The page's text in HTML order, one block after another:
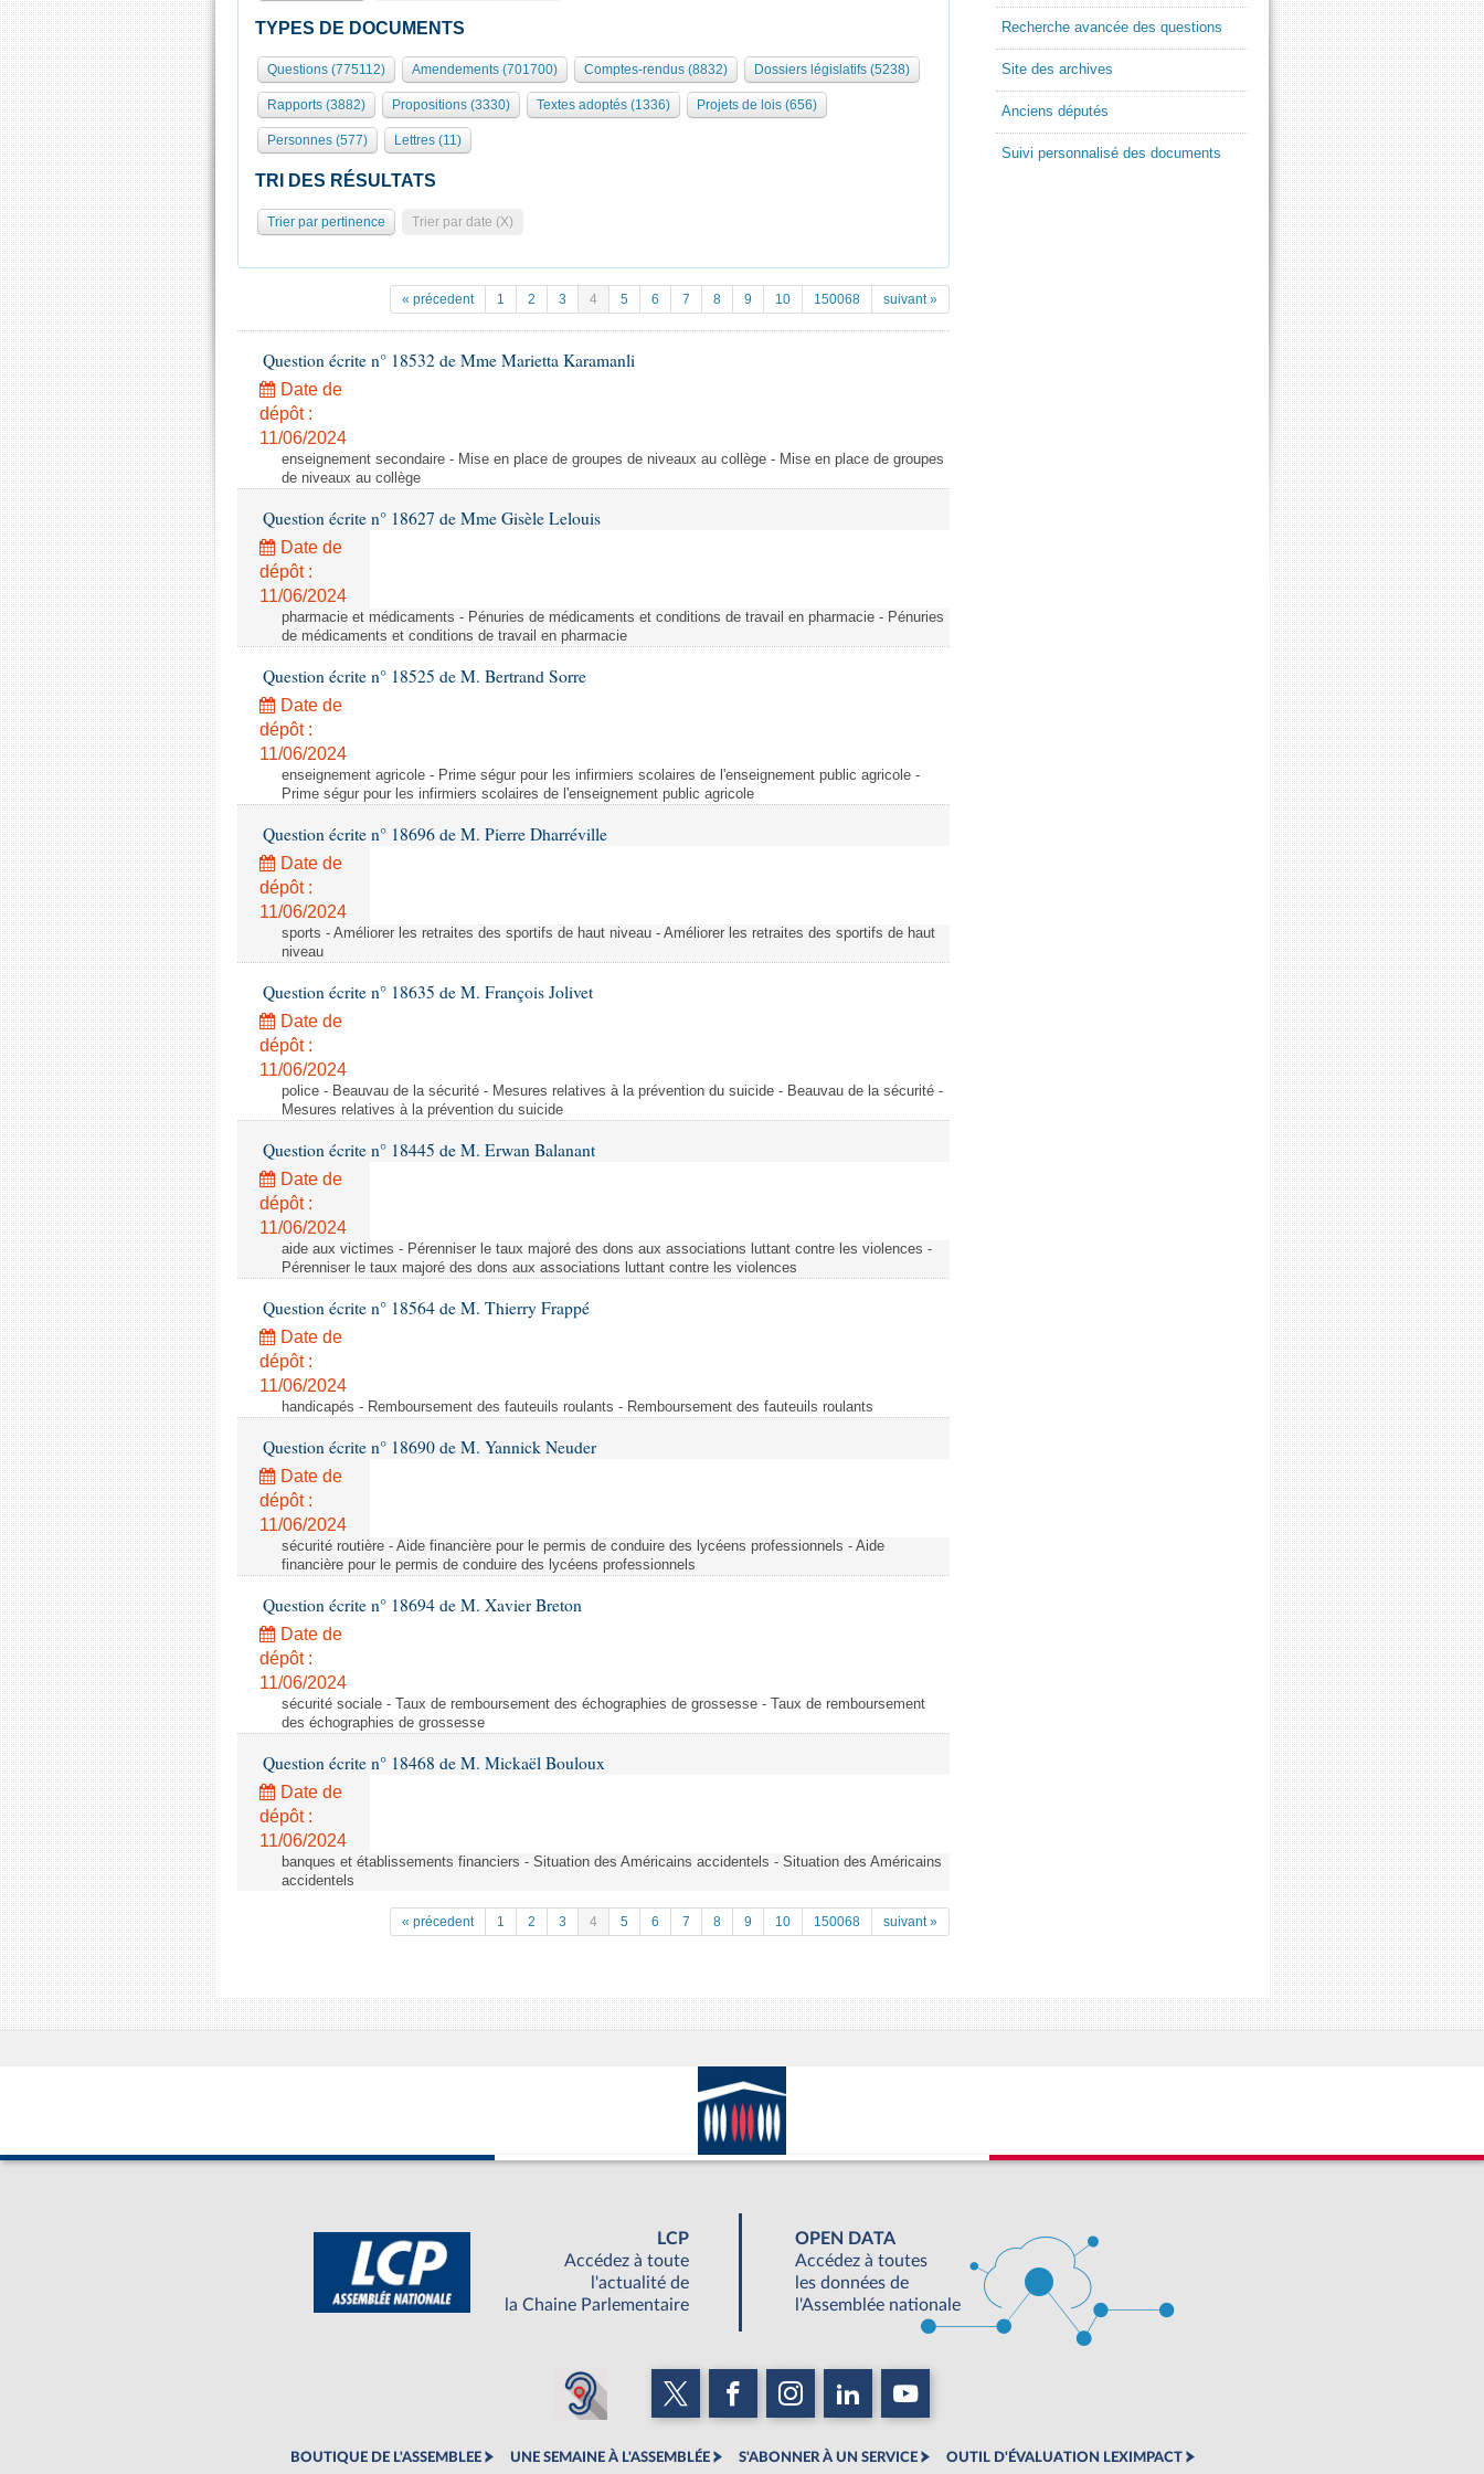
TYPES DE DOCUMENTS
Questions (775112) Amendements (701700) Comptes-rendus (8832) Dossiers législatifs (5238)
Rapports (3882) Propositions (3330) Textes adoptés (1336) Projets de lois (656)
Personnes (577) Lettres (11)
TRI DES RÉSULTATS
Trier par pertinence Trier par date (X)
« précedent 1 2 3 4 5 6 7 8 9 10 150068 suivant »
Question écrite n° 18532 de Mme Marietta Karamanli
Date de
dépôt :
11/06/2024
enseignement secondaire - Mise en place de groupes de niveaux au collège - Mise en place de groupes
de niveaux au collège
Question écrite n° 18627 de Mme Gisèle Lelouis
Date de
dépôt :
11/06/2024
pharmacie et médicaments - Pénuries de médicaments et conditions de travail en pharmacie - Pénuries
de médicaments et conditions de travail en pharmacie
Question écrite n° 18525 de M. Bertrand Sorre
Date de
dépôt :
11/06/2024
enseignement agricole - Prime ségur pour les infirmiers scolaires de l'enseignement public agricole -
Prime ségur pour les infirmiers scolaires de l'enseignement public agricole
Question écrite n° 18696 de M. Pierre Dharréville
Date de
dépôt :
11/06/2024
sports - Améliorer les retraites des sportifs de haut niveau - Améliorer les retraites des sportifs de haut
niveau
Question écrite n° 18635 de M. François Jolivet
Date de
dépôt :
11/06/2024
police - Beauvau de la sécurité - Mesures relatives à la prévention du suicide - Beauvau de la sécurité -
Mesures relatives à la prévention du suicide
Question écrite n° 18445 de M. Erwan Balanant
Date de
dépôt :
11/06/2024
aide aux victimes - Pérenniser le taux majoré des dons aux associations luttant contre les violences -
Pérenniser le taux majoré des dons aux associations luttant contre les violences
Question écrite n° 18564 de M. Thierry Frappé
Date de
dépôt :
11/06/2024
handicapés - Remboursement des fauteuils roulants - Remboursement des fauteuils roulants
Question écrite n° 18690 de M. Yannick Neuder
Date de
dépôt :
11/06/2024
sécurité routière - Aide financière pour le permis de conduire des lycéens professionnels - Aide
financière pour le permis de conduire des lycéens professionnels
Question écrite n° 18694 de M. Xavier Breton
Date de
dépôt :
11/06/2024
sécurité sociale - Taux de remboursement des échographies de grossesse - Taux de remboursement
des échographies de grossesse
Question écrite n° 18468 de M. Mickaël Bouloux
Date de
dépôt :
11/06/2024
banques et établissements financiers - Situation des Américains accidentels - Situation des Américains
accidentels
« précedent 1 2 3 4 5 6 7 8 9 10 150068 suivant »
Recherche avancée des questions
Site des archives
Anciens députés
Suivi personnalisé des documents
LCP
Accédez à toute
l'actualité de
la Chaine Parlementaire
OPEN DATA
Accédez à toutes
les données de
l'Assemblée nationale
BOUTIQUE DE L'ASSEMBLEE UNE SEMAINE À L'ASSEMBLÉE S'ABONNER À UN SERVICE OUTIL D'ÉVALUATION LEXIMPACT